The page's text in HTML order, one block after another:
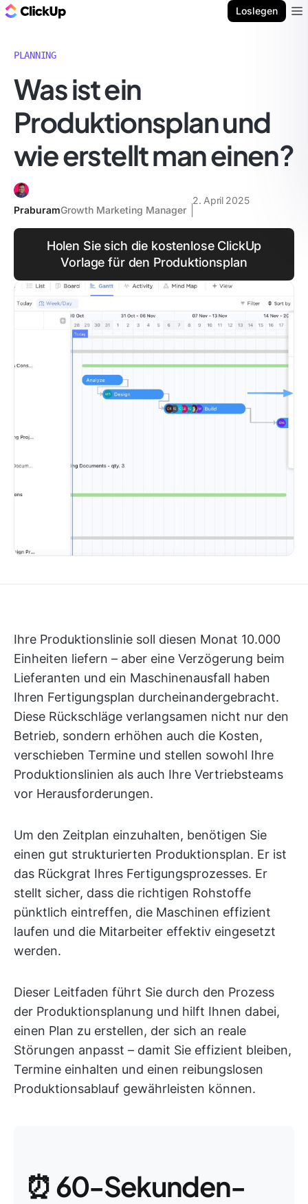
Loslegen
PLANNING
Was ist ein
Produktionsplan und
wie erstellt man einen?
PraburamGrowth Marketing Manager
2. April 2025
Holen Sie sich die kostenlose ClickUp
Vorlage für den Produktionsplan
Ihre Produktionslinie soll diesen Monat 10.000
Einheiten liefern – aber eine Verzögerung beim
Lieferanten und ein Maschinenausfall haben
Ihren Fertigungsplan durcheinandergebracht.
Diese Rückschläge verlangsamen nicht nur den
Betrieb, sondern erhöhen auch die Kosten,
verschieben Termine und stellen sowohl Ihre
Produktionslinien als auch Ihre Vertriebsteams
vor Herausforderungen.
Um den Zeitplan einzuhalten, benötigen Sie
einen gut strukturierten Produktionsplan. Er ist
das Rückgrat Ihres Fertigungsprozesses. Er
stellt sicher, dass die richtigen Rohstoffe
pünktlich eintreffen, die Maschinen effizient
laufen und die Mitarbeiter effektiv eingesetzt
werden.
Dieser Leitfaden führt Sie durch den Prozess
der Produktionsplanung und hilft Ihnen dabei,
einen Plan zu erstellen, der sich an reale
Störungen anpasst – damit Sie effizient bleiben,
Termine einhalten und einen reibungslosen
Produktionsablauf gewährleisten können.
⏰ 60-Sekunden-